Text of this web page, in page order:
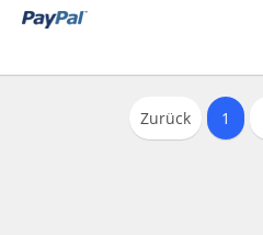
Zurück 1